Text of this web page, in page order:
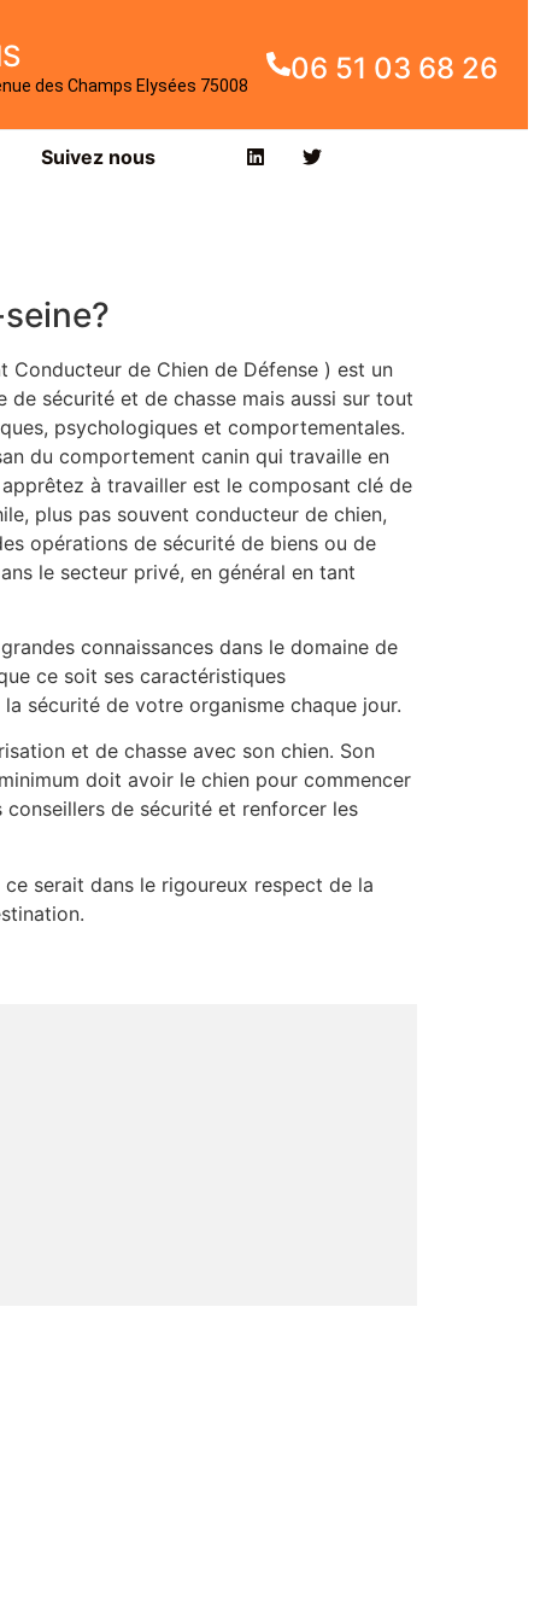
des Champs Elysées 75008 06 51 03 68 26
Suivez nous
Conducteur de Chien de Défense ) est un
sécurité et de chasse mais aussi sur tout
psychologiques et comportementales.
du comportement canin qui travaille en
à travailler est le composant clé de
plus pas souvent conducteur de chien,
opérations de sécurité de biens ou de
le secteur privé, en général en tant
connaissances dans le domaine de
ce soit ses caractéristiques
sécurité de votre organisme chaque jour.
et de chasse avec son chien. Son
doit avoir le chien pour commencer
de sécurité et renforcer les
ce serait dans le rigoureux respect de la